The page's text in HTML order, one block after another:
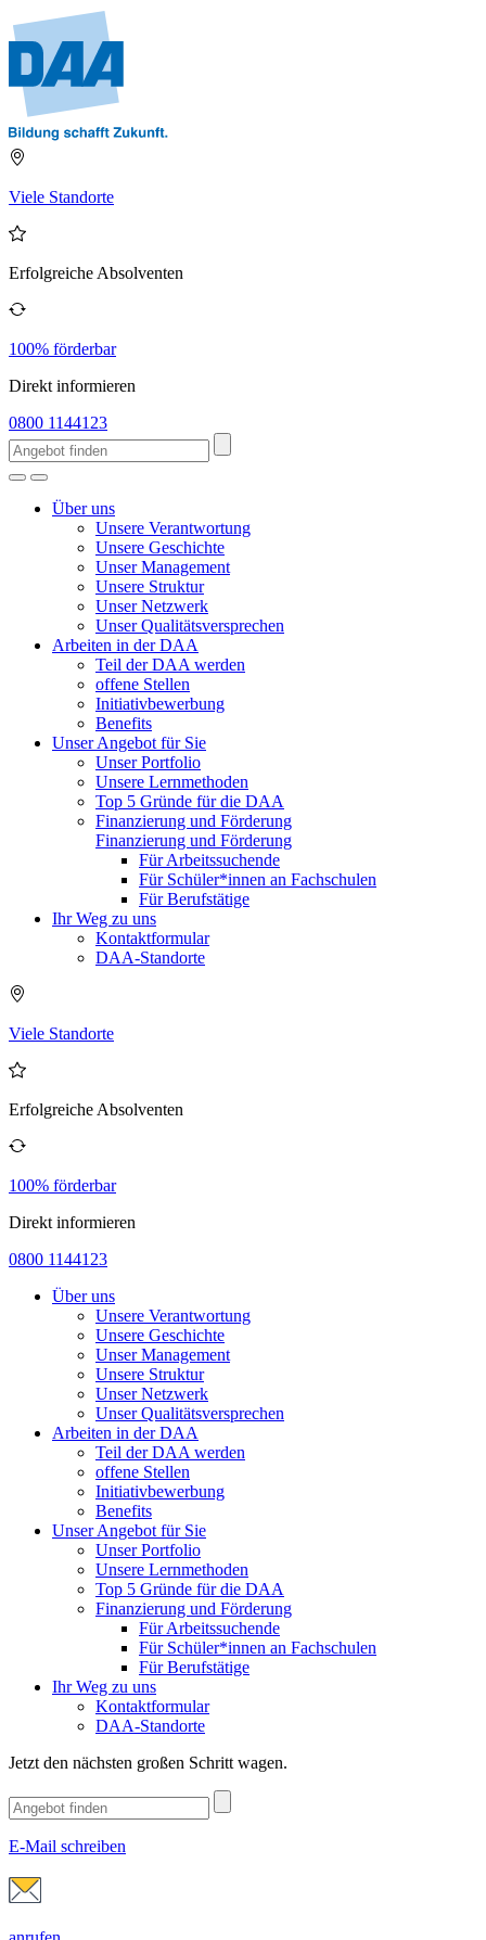
Viele Standorte
Erfolgreiche Absolventen
100% förderbar
Direkt informieren
0800 1144123
Über uns
Unsere Verantwortung
Unsere Geschichte
Unser Management
Unsere Struktur
Unser Netzwerk
Unser Qualitätsversprechen
Arbeiten in der DAA
Teil der DAA werden
offene Stellen
Initiativbewerbung
Benefits
Unser Angebot für Sie
Unser Portfolio
Unsere Lernmethoden
Top 5 Gründe für die DAA
Finanzierung und Förderung
Finanzierung und Förderung
Für Arbeitssuchende
Für Schüler*innen an Fachschulen
Für Berufstätige
Ihr Weg zu uns
Kontaktformular
DAA-Standorte
Viele Standorte
Erfolgreiche Absolventen
100% förderbar
Direkt informieren
0800 1144123
Über uns
Unsere Verantwortung
Unsere Geschichte
Unser Management
Unsere Struktur
Unser Netzwerk
Unser Qualitätsversprechen
Arbeiten in der DAA
Teil der DAA werden
offene Stellen
Initiativbewerbung
Benefits
Unser Angebot für Sie
Unser Portfolio
Unsere Lernmethoden
Top 5 Gründe für die DAA
Finanzierung und Förderung
Für Arbeitssuchende
Für Schüler*innen an Fachschulen
Für Berufstätige
Ihr Weg zu uns
Kontaktformular
DAA-Standorte
Jetzt den nächsten großen Schritt wagen.
E-Mail schreiben